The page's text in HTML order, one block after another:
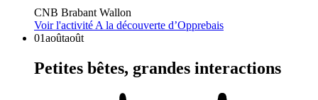
CNB Brabant Wallon
Voir l'activité A la découverte d’Opprebais
01aoûtaoût
Petites bêtes, grandes interactions